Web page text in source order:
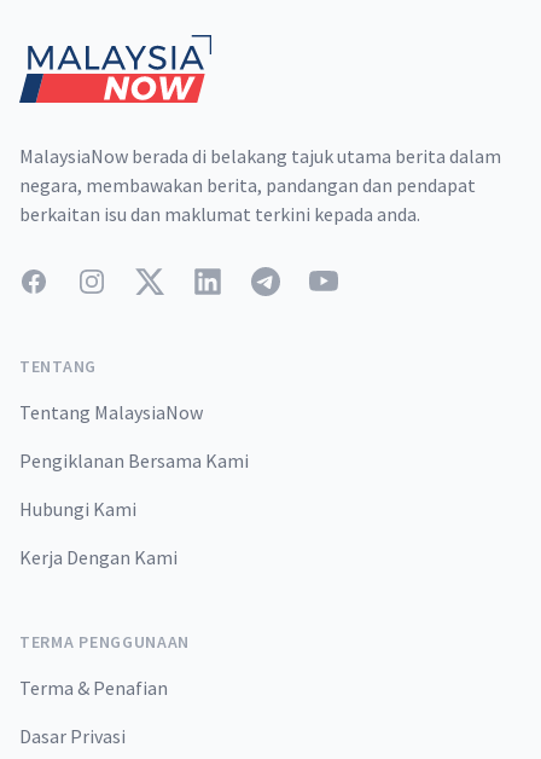
MalaysiaNow berada di belakang tajuk utama berita dalam
negara, membawakan berita, pandangan dan pendapat
berkaitan isu dan maklumat terkini kepada anda.
FacebookInstagramTwitterLinkedInTelegramYouTube
TENTANG
Tentang MalaysiaNow
Pengiklanan Bersama Kami
Hubungi Kami
Kerja Dengan Kami
TERMA PENGGUNAAN
Terma & Penafian
Dasar Privasi